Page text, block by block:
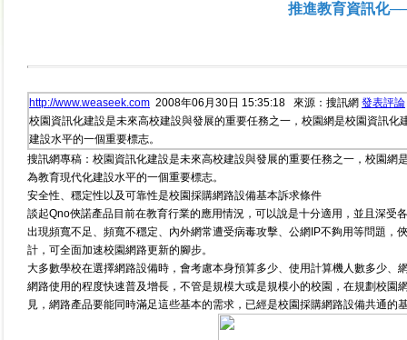
推進教育資訊化
http://www.weaseek.com 2008年06月30日 15:35:18 來源：搜訊網 發表評論
校園資訊化建設是未來高校建設與發展的重要任務之一，校園網是校園資訊
建設水平的一個重要標志。
搜訊網專稿： 校園資訊化建設是未來高校建設與發展的重要任務之一，校園網
為教育現代化建設水平的一個重要標志。
安全性、穩定性以及可靠性是校園採購網路設備基本訴求條件
談起Qno俠諾產品目前在教育行業的應用情況，可以說是十分適用，並且深
出現頻寬不足、頻寬不穩定、內外網常遭受病毒攻擊、公網IP不夠用等問題
計，可全面加速校園網路更新的腳步。
大多數學校在選擇網路設備時，會考慮本身預算多少、使用計算機人數多少
網路使用的程度快速普及增長，不管是規模大或是規模小的校園，在規劃校
見，網路產品要能同時滿足這些基本的需求，已經是校園採購網路設備共通的